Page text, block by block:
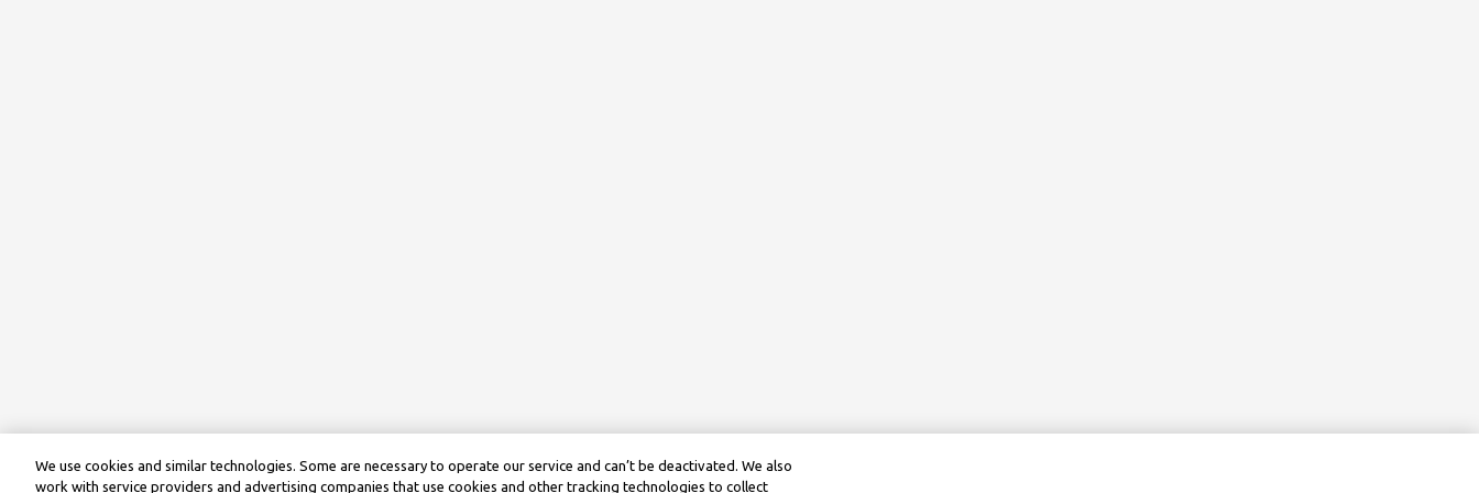
We use cookies and similar technologies. Some are necessary to operate our service and can’t be deactivated. We also
work with service providers and advertising companies that use cookies and other tracking technologies to collect